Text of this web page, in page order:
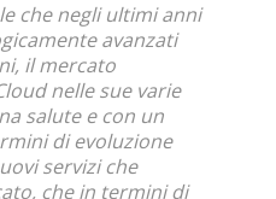
che negli ultimi anni
avanzati
il mercato
nelle sue varie
salute e con un
di evoluzione
servizi che
che in termini di